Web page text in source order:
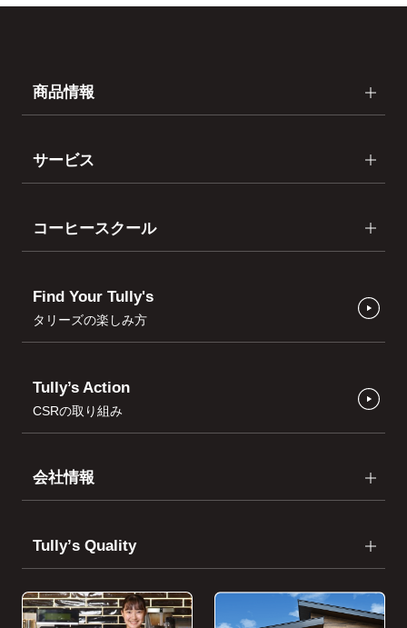
商品情報
サービス
コーヒースクール
Find Your Tully's
タリーズの楽しみ方
Tully’s Action
CSRの取り組み
会社情報
Tullyʼs Quality